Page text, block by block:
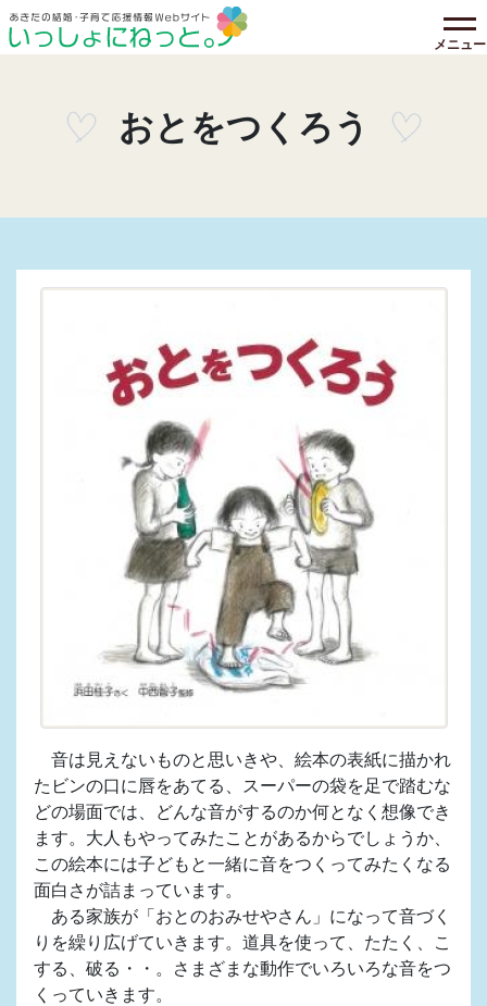
メニュー
おとをつくろう
音は見えないものと思いきや、絵本の表紙に描かれ
たビンの口に唇をあてる、スーパーの袋を足で踏むな
どの場面では、どんな音がするのか何となく想像でき
ます。大人もやってみたことがあるからでしょうか、
この絵本には子どもと一緒に音をつくってみたくなる
面白さが詰まっています。
ある家族が「おとのおみせやさん」になって音づく
りを繰り広げていきます。道具を使って、たたく、こ
する、破る・・。さまざまな動作でいろいろな音をつ
くっていきます。